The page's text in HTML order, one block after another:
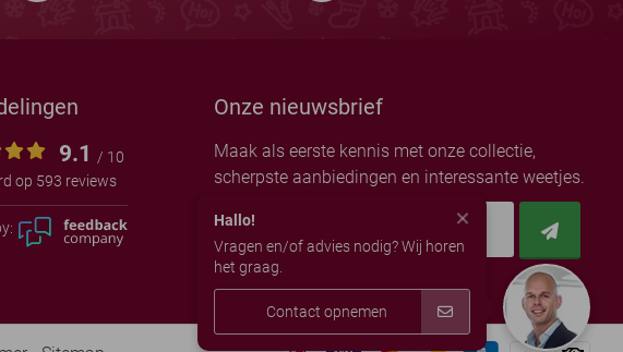
9.1 / 10
op 593 reviews
Onze nieuwsbrief
Maak als eerste kennis met onze collectie,
scherpste aanbiedingen en interessante weetjes.
Uw e-mailadres
Hallo!
Vragen en/of advies nodig? Wij horen
het graag.
Contact opnemen